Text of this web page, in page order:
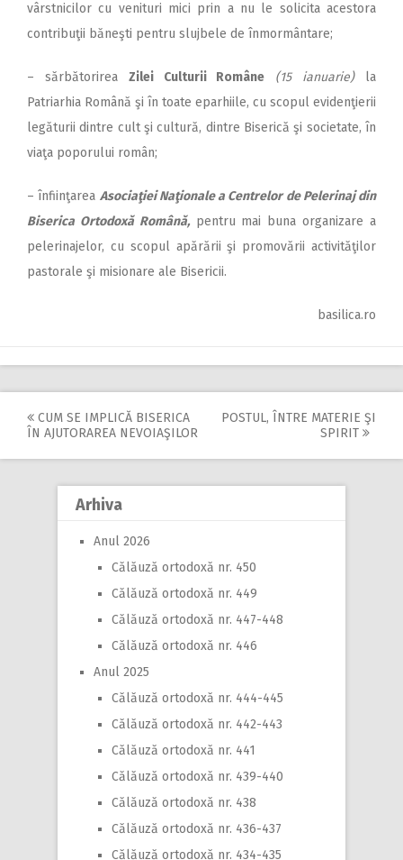
vârstnicilor cu venituri mici prin a nu le solicita acestora
contribuţii băneşti pentru slujbele de înmormântare;
– sărbătorirea Zilei Culturii Române (15 ianuarie)la
Patriarhia Română şi în toate eparhiile, cu scopul evidenţierii
legăturii dintre cult şi cultură, dintre Biserică şi societate, în
viaţa poporului român;
– înfiinţarea Asociaţiei Naţionale a Centrelor de Pelerinaj din
Biserica Ortodoxă Română,pentru mai buna organizare a
pelerinajelor, cu scopul apărării şi promovării activităţilor
pastorale şi misionare ale Bisericii.
basilica.ro
Post
navigation
CUM SE IMPLICĂ BISERICA
ÎN AJUTORAREA NEVOIAŞILOR
POSTUL, ÎNTRE MATERIE ŞI
SPIRIT
Arhiva
Anul 2026
Călăuză ortodoxă nr. 450
Călăuză ortodoxă nr. 449
Călăuză ortodoxă nr. 447-448
Călăuză ortodoxă nr. 446
Anul 2025
Călăuză ortodoxă nr. 444-445
Călăuză ortodoxă nr. 442-443
Călăuză ortodoxă nr. 441
Călăuză ortodoxă nr. 439-440
Călăuză ortodoxă nr. 438
Călăuză ortodoxă nr. 436-437
Călăuză ortodoxă nr. 434-435